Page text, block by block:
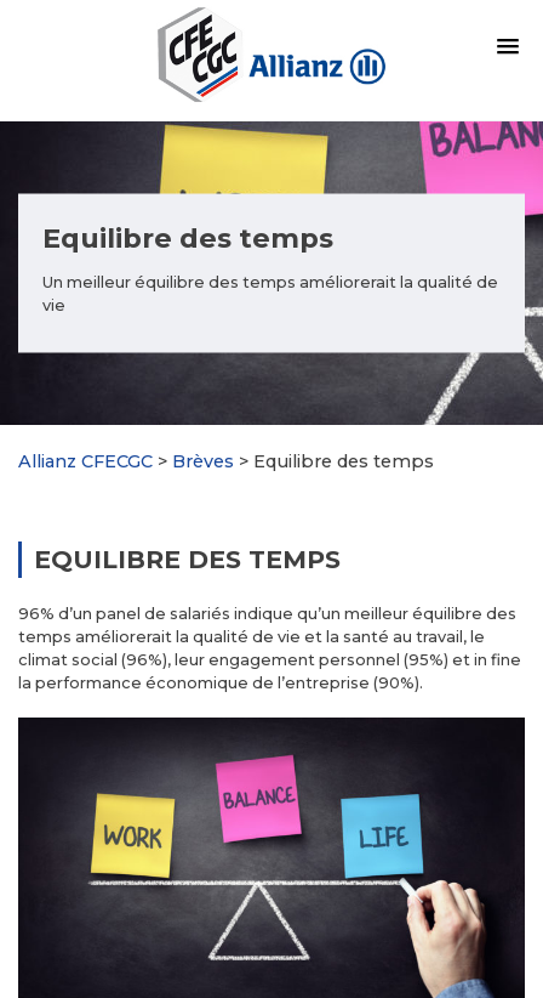
Equilibre des temps
Un meilleur équilibre des temps améliorerait la qualité de
vie
Allianz CFECGC > Brèves > Equilibre des temps
EQUILIBRE DES TEMPS
96% d’un panel de salariés indique qu’un meilleur équilibre des
temps améliorerait la qualité de vie et la santé au travail, le
climat social (96%), leur engagement personnel (95%) et in fine
la performance économique de l’entreprise (90%).